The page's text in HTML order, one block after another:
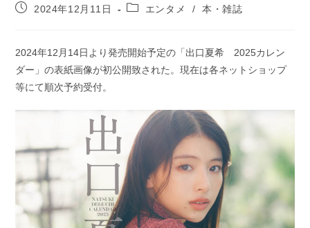
投
日:
2024年12月11日
投
テ
ゴ
リ
エンタメ / 本・雑誌
2024年12月14日より発売開始予定の「出口夏希 2025カレン
ダー」の表紙画像が初公開致された。現在は各ネットショップ
等にて順次予約受付。